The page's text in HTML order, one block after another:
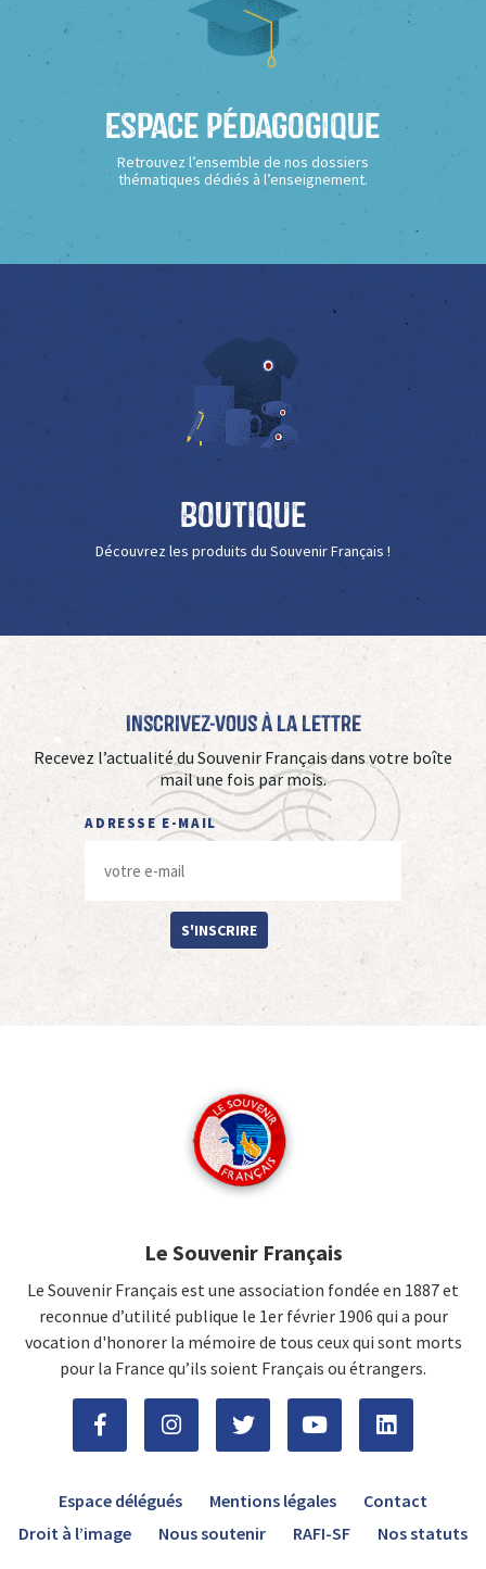
Espace Pédagogique
Retrouvez l’ensemble de nos dossiers
thématiques dédiés à l’enseignement.
Boutique
Découvrez les produits du Souvenir Français !
Inscrivez-vous à La Lettre
Recevez l’actualité du Souvenir Français dans votre boîte
mail une fois par mois.
ADRESSE E-MAIL
S'INSCRIRE
Le Souvenir Français
Le Souvenir Français est une association fondée en 1887 et
reconnue d’utilité publique le 1er février 1906 qui a pour
vocation d'honorer la mémoire de tous ceux qui sont morts
pour la France qu’ils soient Français ou étrangers.
Espace délégués Mentions légales
Contact
Droit à l’image
Nous soutenir RAFI-SF Nos statuts